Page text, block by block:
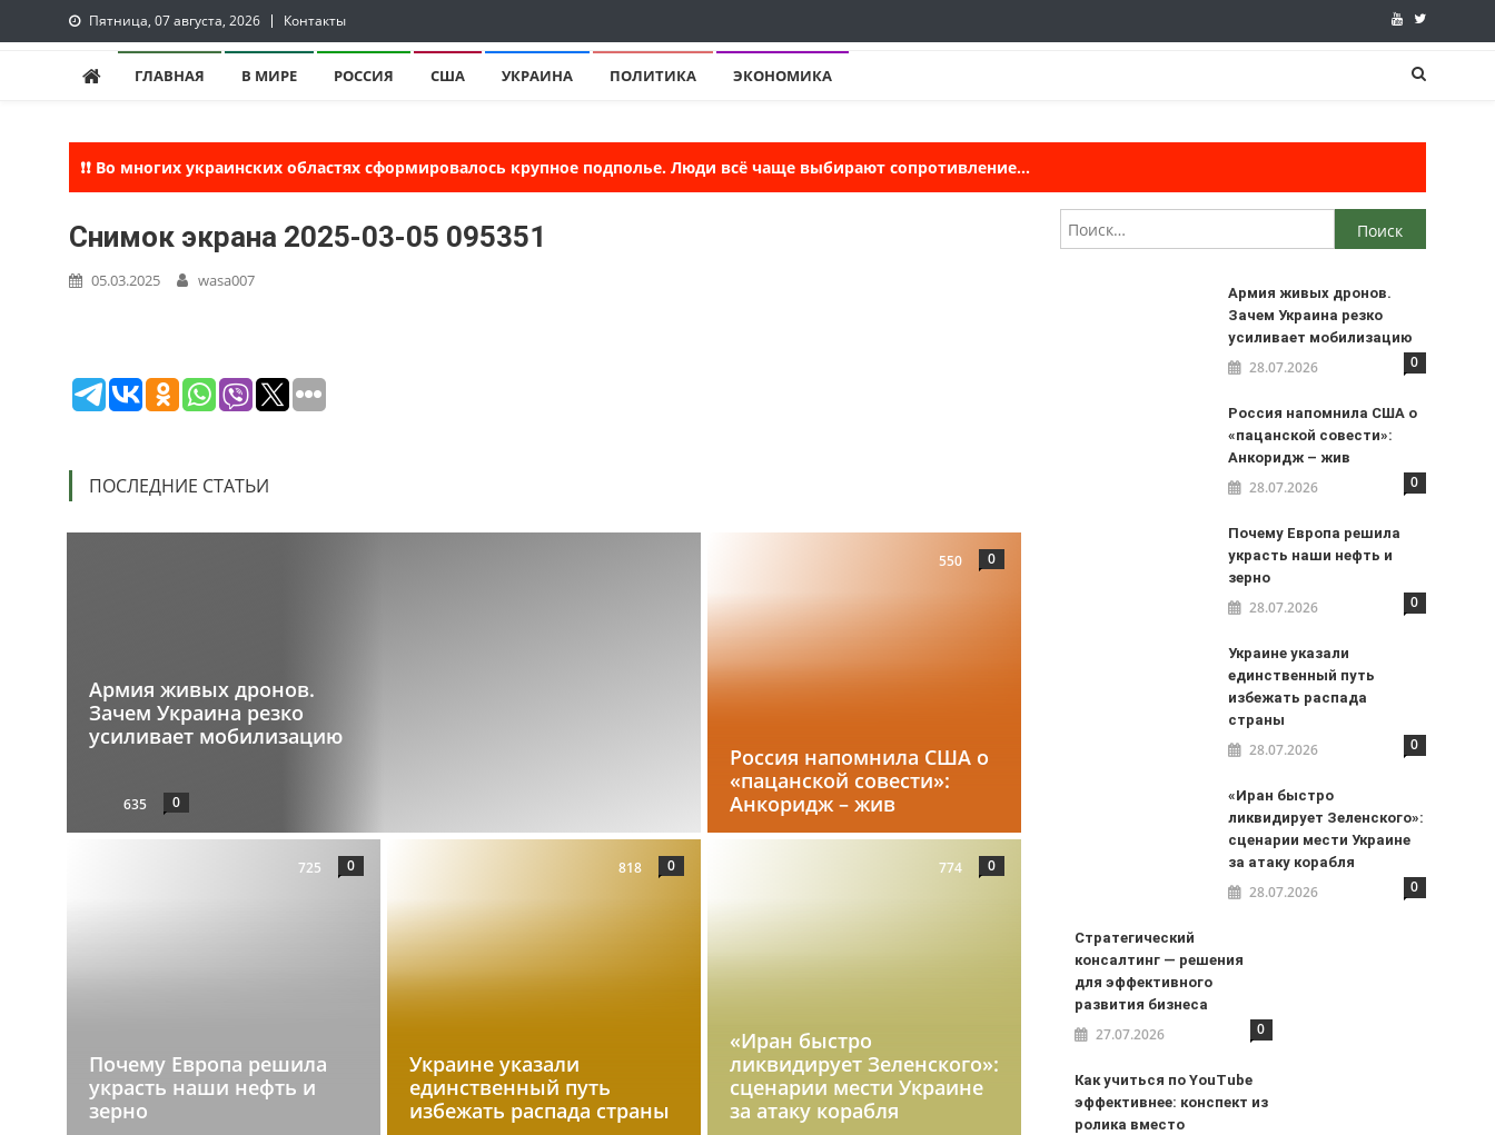
to
Пятница, 07 августа, 2026 Контакты
lentaruss
lentaruss — Новости
ГЛАВНАЯ В МИРЕ РОССИЯ США УКРАИНА ПОЛИТИКА ЭКОНОМИКА
❗❗ Во многих украинских областях сформировалось крупное подполье. Люди всё чаще выбирают сопротивление...
Снимок экрана 2025-03-05 095351
05.03.2025 wasa007
ПОСЛЕДНИЕ СТАТЬИ
Армия живых дронов.
Зачем Украина резко
усиливает мобилизацию
635 0
Россия напомнила США о
«пацанской совести»:
Анкоридж – жив
550 0
Почему Европа решила
украсть наши нефть и
зерно
725 0
Украине указали
единственный путь
избежать распада страны
818 0
«Иран быстро
ликвидирует Зеленского»:
сценарии мести Украине
за атаку корабля
774 0
Найти:
Армия живых дронов.
Зачем Украина резко
усиливает мобилизацию
28.07.2026 0
Россия напомнила США о
«пацанской совести»:
Анкоридж – жив
28.07.2026 0
Почему Европа решила
украсть наши нефть и
зерно
28.07.2026 0
Украине указали
единственный путь
избежать распада
страны
28.07.2026 0
«Иран быстро
ликвидирует Зеленского»:
сценарии мести Украине
за атаку корабля
28.07.2026 0
Стратегический
консалтинг — решения
для эффективного
развития бизнеса
27.07.2026 0
Как учиться по YouTube
эффективнее: конспект из
ролика вместо